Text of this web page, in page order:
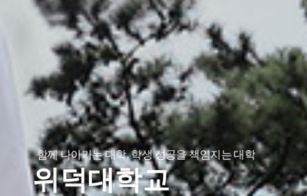
함께 나아가는 대학, 학생 성공을 책임지는 대학
위덕대학교